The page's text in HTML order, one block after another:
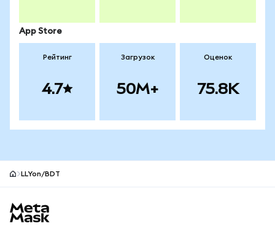
App Store
Рейтинг
4.7
Загрузок
50M+
Оценок
75.8K
LLYon/BDT